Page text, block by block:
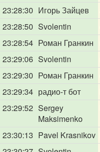
23:28:30 Игорь Зайцев
23:28:50 Svolentin
23:28:54 Роман Гранкин
23:29:06 Svolentin
23:29:30 Роман Гранкин
23:29:34 радио-т бот
23:29:52 Sergey
Maksimenko
23:30:13 Pavel Krasnikov